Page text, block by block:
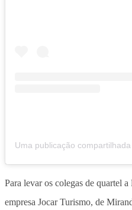
Para levar os colegas de quartel
empresa Jocar Turismo, de